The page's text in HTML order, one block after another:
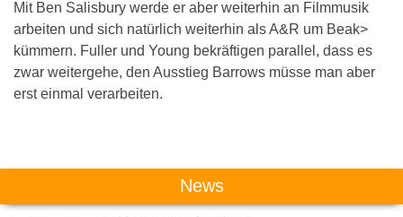
Mit Ben Salisbury werde er aber weiterhin an Filmmusik
arbeiten und sich natürlich weiterhin als A&R um Beak>
kümmern. Fuller und Young bekräftigen parallel, dass es
zwar weitergehe, den Ausstieg Barrows müsse man aber
erst einmal verarbeiten.
Das könnte Dich auch interessieren:
News